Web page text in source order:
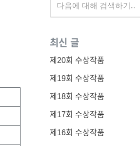
최신 글
제20회 수상작품
제19회 수상작품
제18회 수상작품
제17회 수상작품
제16회 수상작품